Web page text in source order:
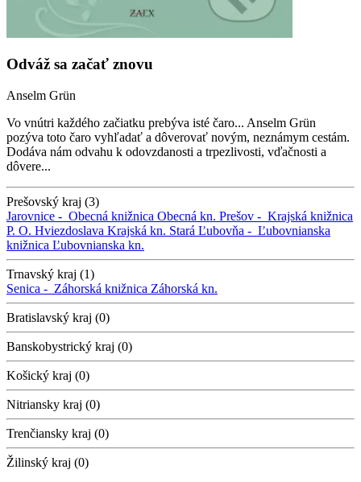
Odváž sa začať znovu
Anselm Grün
Vo vnútri každého začiatku prebýva isté čaro... Anselm Grün
pozýva toto čaro vyhľadať a dôverovať novým, neznámym cestám.
Dodáva nám odvahu k odovzdanosti a trpezlivosti, vďačnosti a
dôvere...
Prešovský kraj (3)
Jarovnice - Obecná knižnica Obecná kn. Prešov - Krajská knižnica
P. O. Hviezdoslava Krajská kn. Stará Ľubovňa - Ľubovnianska
knižnica Ľubovnianska kn.
Trnavský kraj (1)
Senica - Záhorská knižnica Záhorská kn.
Bratislavský kraj (0)
Banskobystrický kraj (0)
Košický kraj (0)
Nitriansky kraj (0)
Trenčiansky kraj (0)
Žilinský kraj (0)